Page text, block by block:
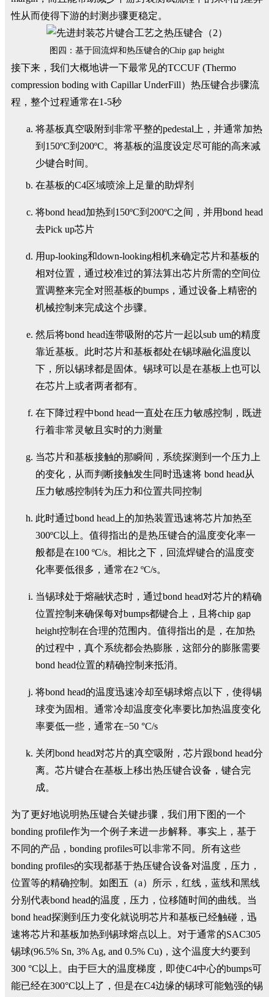
性从而使得下游的封测步骤更稳定。
图四：基于回流焊和热压键合的Chip gap height
接下来，我们大概地讲一下最常见的TCCUF (Thermo
compression boding with Capillar UnderFill）热压键合步骤流
程，整个过程通常在1-5秒
将基板真空吸附到非常平整的pedestal上，并通常加热
到150ºC到200ºC。将基板的温度设定尽可能的高来减
少键合时间。
在基板的C4区域喷涂上足量的助焊剂
将bond head加热到150ºC到200ºC之间，并用bond head
去Pick up芯片
用up-looking和down-looking相机来确定芯片和基板的
相对位置，通过校准过的算法算出芯片所需的空间位
置调整来完全对照基板的bumps，通过设备上精密的
机械控制来完成这个步骤。
然后将bond head连带吸附的芯片一起以sub um的精度
靠近基板。此时芯片和基板都处在锡球融化温度以
下，所以锡球都是固体。锡球可以是在基板上也可以
在芯片上或者两者都有。
在下降过程中bond head一直处在压力敏感控制，既进
行着非常灵敏且实时的力测量
当芯片和基板接触的那瞬间，系统探测到一个压力上
的变化，从而判断接触发生同时迅速将 bond head从
压力敏感控制转为压力和位置共同控制
此时通过bond head上的加热装置迅速将芯片加热至
300ºC以上。值得指出的是热压键合的温度变化率一
般都是在100 ºC/s。相比之下，回流焊键合的温度变
化率要低很多，通常在2 ºC/s。
当锡球处于熔融状态时，通过bond head对芯片的精确
位置控制来确保每对bumps都键合上，且将chip gap
height控制在合理的范围内。值得指出的是，在加热
的过程中，真个系统都会热膨胀，这部分的膨胀需要
bond head位置的精确控制来抵消。
将bond head的温度迅速冷却至锡球熔点以下，使得锡
球变为固相。通常冷却温度变化率要比加热温度变化
率要低一些，通常在−50 °C/s
关闭bond head对芯片的真空吸附，芯片跟bond head分
离。芯片键合在基板上移出热压键合设备，键合完
成。
为了更好地说明热压键合关键步骤，我们用下图的一个
bonding profile作为一个例子来进一步解释。事实上，基于
不同的产品，bonding profiles可以非常不同。所有这些
bonding profiles的实现都基于热压键合设备对温度，压力，
位置等的精确控制。如图五（a）所示，红线，蓝线和黑线
分别代表bond head的温度，压力，位移随时间的曲线。当
bond head探测到压力变化就说明芯片和基板已经触碰，迅
速将芯片和基板加热到锡球熔点以上。对于通常的SAC305
锡球(96.5% Sn, 3% Ag, and 0.5% Cu)，这个温度大约要到
300 °C以上。由于巨大的温度梯度，即使C4中心的bumps可
能已经在300°C以上了，但是在C4边缘的锡球可能勉强的锡